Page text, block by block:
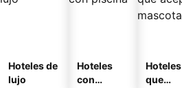
Hoteles de
lujo
Hoteles
con
Hoteles
que